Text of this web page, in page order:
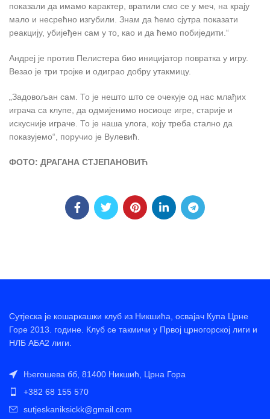
показали да имамо карактер, вратили смо се у меч, на крају
мало и несрећно изгубили. Знам да ћемо сјутра показати
реакцију, убијеђен сам у то, као и да ћемо побиједити.“
Андреј је против Пелистера био иницијатор повратка у игру.
Везао је три тројке и одиграо добру утакмицу.
„Задовољан сам. То је нешто што се очекује од нас млађих
играча са клупе, да одмијенимо носиоце игре, старије и
искусније играче. То је наша улога, коју треба стално да
показујемо“, поручио је Вулевић.
ФОТО: ДРАГАНА СТЈЕПАНОВИЋ
Сутјеска је кошаркашки клуб из Никшића, освајач Купа Црне
Горе 2013. године. Клуб се такмичи у Првој црногорској лиги и
НЛБ АБА2 лиги.
Његошева бб, 81400 Никшић, Црна Гора
+382 68 155 570
sutjeskaniksickk@gmail.com